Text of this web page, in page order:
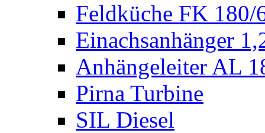
Feldküche FK 180/
Einachsanhänger
Anhängeleiter AL
Pirna Turbine
SIL Diesel